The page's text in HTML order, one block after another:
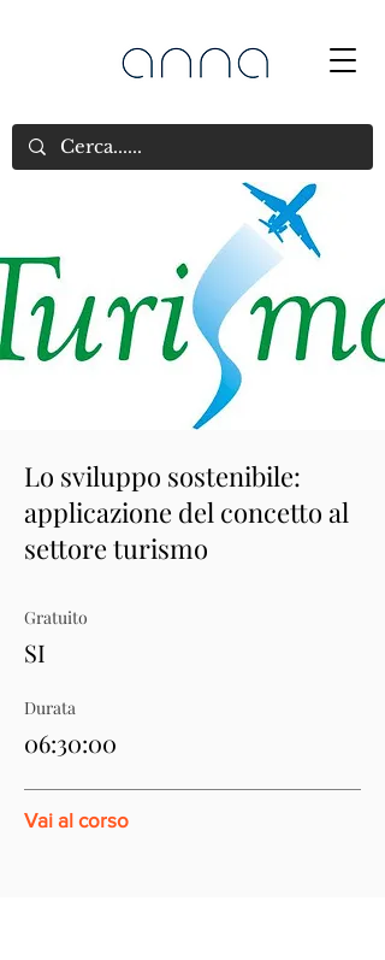
Lo sviluppo sostenibile:
applicazione del concetto al
settore turismo
Gratuito
SI
Durata
06:30:00
Vai al corso